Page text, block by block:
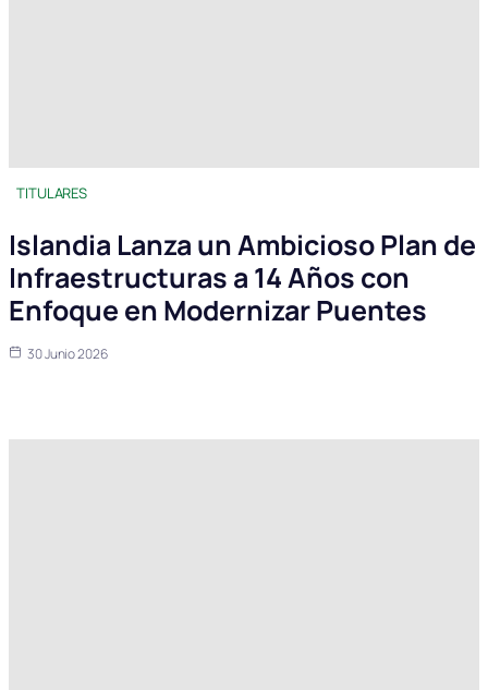
TITULARES
Islandia Lanza un Ambicioso Plan de
Infraestructuras a 14 Años con
Enfoque en Modernizar Puentes
30 Junio 2026